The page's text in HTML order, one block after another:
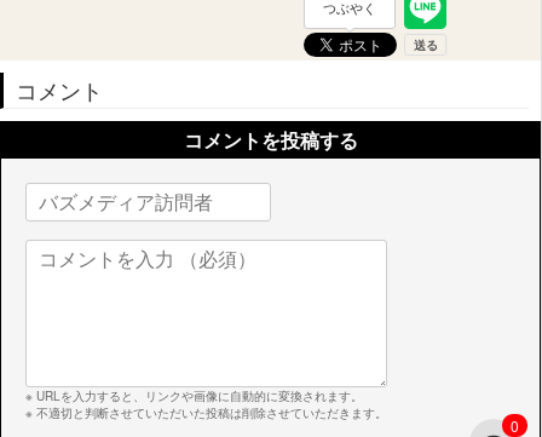
つぶやく
コメント
0
コメントを投稿する
※ URLを入力すると、リンクや画像に自動的に変換されます。
※ 不適切と判断させていただいた投稿は削除させていただきます。